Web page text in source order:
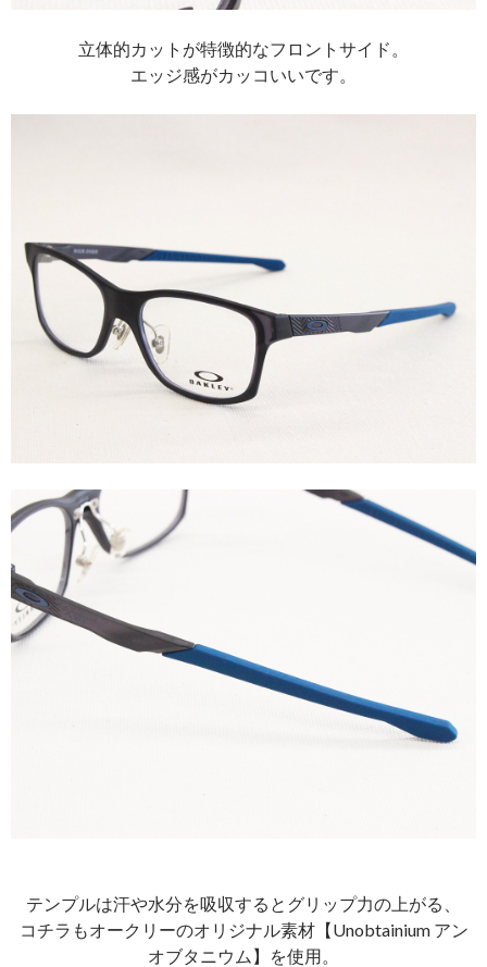
立体的カットが特徴的なフロントサイド。
エッジ感がカッコいいです。
テンプルは汗や水分を吸収するとグリップ力の上がる、
コチラもオークリーのオリジナル素材【Unobtainium アン
オブタニウム】を使用。